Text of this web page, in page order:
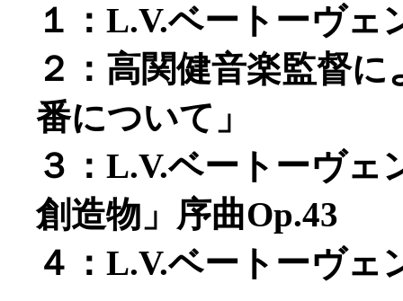
１：L.V.ベートーヴ
２：高関健音楽監督
番について」
３：L.V.ベートーヴ
創造物」序曲Op.43
４：L.V.ベートーヴ